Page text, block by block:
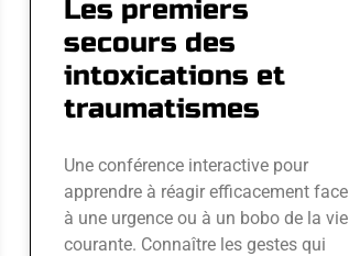
Les premiers
secours des
intoxications et
traumatismes
Une conférence interactive pour
apprendre à réagir efficacement face
à une urgence ou à un bobo de la vie
courante. Connaître les gestes qui